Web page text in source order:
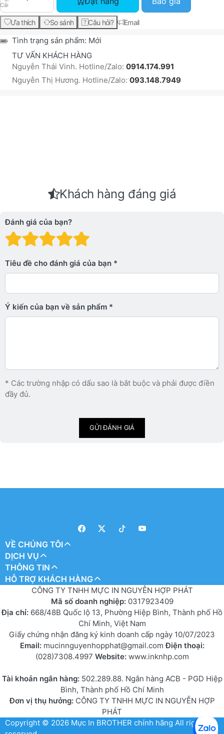
Cái
Ưa thích So sánh Câu hỏi? Email
Tình trạng sản phẩm: Mới
TƯ VẤN KHÁCH HÀNG
Nguyễn Thái Vinh. Hotline/Zalo: 0914.174.991
Nguyễn Thị Hương. Hotline/Zalo: 093.148.7949
Khách hàng đáng giá
Đánh giá của bạn?
Đánh giá: 4 trên 5
Đánh giá: 3 trên 5 sao.
Đánh giá: 2 trên 5 sao.
Đánh giá: 1 trên 5 sao. Xấu
Tiêu đề cho đánh giá của bạn
Ý kiến ​​của bạn về sản phẩm
* Các trường nhập có dấu sao là bắt buộc và phải được điền
đầy đủ.
GỬI ĐÁNH GIÁ
VỀ CHÚNG TÔI
DỊCH VỤ
THÔNG TIN
HỖ TRỢ KHÁCH HÀNG
CÔNG TY TNHH MỰC IN NGUYỄN HỢP PHÁT
Mã số doanh nghiệp: 0317923409
Địa chỉ: 668/48B Quốc lộ 13, Phường Hiệp Bình, Thành phố Hồ
Chí Minh, Việt Nam
Giấy chứng nhận đăng ký kinh doanh cấp ngày 10/07/2023
Email: mucinnguyenhopphat@gmail.comĐiện thoại:
(028)7308.4997 Website: www.inknhp.com
Tài khoản ngân hàng: 502.289.88. Ngân hàng ACB - PGD Hiệp
Bình, Thành phố Hồ Chí Minh
Đơn vị thụ hưởng:CÔNG TY TNHH MỰC IN NGUYỄN HỢP
PHÁT
Copyright © 2026 Mực In BROTHER chính hãng All rights